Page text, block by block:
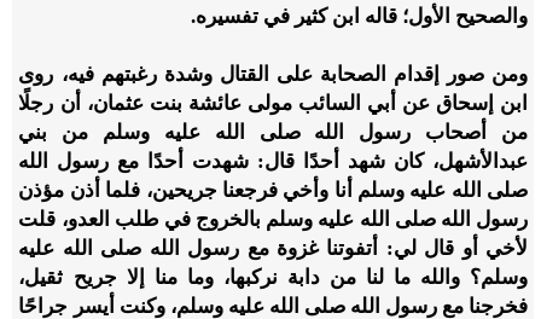
والصحيح الأول؛ قاله ابن كثير في تفسيره.
ومن صور إقدام الصحابة على القتال وشدة رغبتهم فيه، روى
ابن إسحاق عن أبي السائب مولى عائشة بنت عثمان، أن رجلًا
من أصحاب رسول الله صلى الله عليه وسلم من بني
عبدالأشهل، كان شهد أحدًا قال: شهدت أحدًا مع رسول الله
صلى الله عليه وسلم أنا وأخي فرجعنا جريحين، فلما أذن مؤذن
رسول الله صلى الله عليه وسلم بالخروج في طلب العدو، قلت
لأخي أو قال لي: أتفوتنا غزوة مع رسول الله صلى الله عليه
وسلم؟ والله ما لنا من دابة نركبها، وما منا إلا جريح ثقيل،
فخرجنا مع رسول الله صلى الله عليه وسلم، وكنت أيسر جراحًا